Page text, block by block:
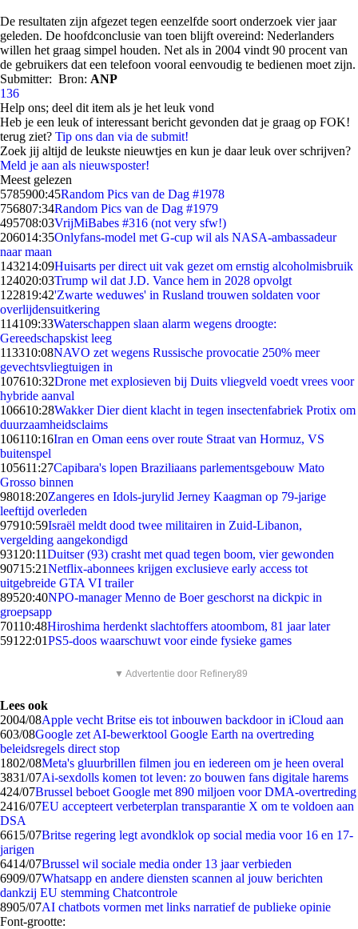
De resultaten zijn afgezet tegen eenzelfde soort onderzoek vier jaar
geleden. De hoofdconclusie van toen blijft overeind: Nederlanders
willen het graag simpel houden. Net als in 2004 vindt 90 procent van
de gebruikers dat een telefoon vooral eenvoudig te bedienen moet zijn.
Submitter: Bron: ANP
136
Help ons; deel dit item als je het leuk vond
Heb je een leuk of interessant bericht gevonden dat je graag op FOK!
terug ziet? Tip ons dan via de submit!
Zoek jij altijd de leukste nieuwtjes en kun je daar leuk over schrijven?
Meld je aan als nieuwsposter!
Meest gelezen
5785900:45Random Pics van de Dag #1978
756807:34Random Pics van de Dag #1979
495708:03VrijMiBabes #316 (not very sfw!)
206014:35Onlyfans-model met G-cup wil als NASA-ambassadeur
naar maan
143214:09Huisarts per direct uit vak gezet om ernstig alcoholmisbruik
124020:03Trump wil dat J.D. Vance hem in 2028 opvolgt
122819:42'Zwarte weduwes' in Rusland trouwen soldaten voor
overlijdensuitkering
114109:33Waterschappen slaan alarm wegens droogte:
Gereedschapskist leeg
113310:08NAVO zet wegens Russische provocatie 250% meer
gevechtsvliegtuigen in
107610:32Drone met explosieven bij Duits vliegveld voedt vrees voor
hybride aanval
106610:28Wakker Dier dient klacht in tegen insectenfabriek Protix om
duurzaamheidsclaims
106110:16Iran en Oman eens over route Straat van Hormuz, VS
buitenspel
105611:27Capibara's lopen Braziliaans parlementsgebouw Mato
Grosso binnen
98018:20Zangeres en Idols-jurylid Jerney Kaagman op 79-jarige
leeftijd overleden
97910:59Israël meldt dood twee militairen in Zuid-Libanon,
vergelding aangekondigd
931 20:11Duitser (93) crasht met quad tegen boom, vier gewonden
90715:21Netflix-abonnees krijgen exclusieve early access tot
uitgebreide GTA VI trailer
89520:40NPO-manager Menno de Boer geschorst na dickpic in
groepsapp
70110:48Hiroshima herdenkt slachtoffers atoombom, 81 jaar later
591 22:01PS5-doos waarschuwt voor einde fysieke games
▼ Advertentie door Refinery89
Lees ook
2004/08Apple vecht Britse eis tot inbouwen backdoor in iCloud aan
603/08Google zet AI-bewerktool Google Earth na overtreding
beleidsregels direct stop
1802/08Meta's gluurbrillen filmen jou en iedereen om je heen overal
3831/07Ai-sexdolls komen tot leven: zo bouwen fans digitale harems
424/07Brussel beboet Google met 890 miljoen voor DMA-overtreding
2416/07EU accepteert verbeterplan transparantie X om te voldoen aan
DSA
6615/07Britse regering legt avondklok op social media voor 16 en 17-
jarigen
6414/07Brussel wil sociale media onder 13 jaar verbieden
6909/07Whatsapp en andere diensten scannen al jouw berichten
dankzij EU stemming Chatcontrole
8905/07AI chatbots vormen met links narratief de publieke opinie
Font-grootte: